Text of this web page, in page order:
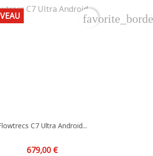
C7 Ultra Android...
Prix
679,00 €